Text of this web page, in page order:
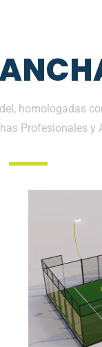
homologadas
Profesionales y